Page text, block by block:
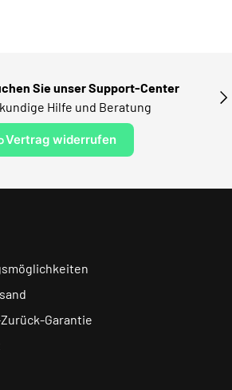
Sie unser Support-Center
Hilfe und Beratung
Vertrag widerrufen
Garantie